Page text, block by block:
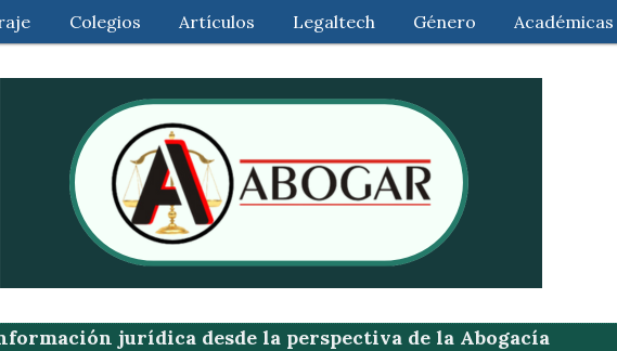
jurídica desde la perspectiva de la Abogacía
Colegios Artículos Legaltech Género Académicas